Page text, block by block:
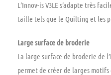
L’Innov-is V3LE s’adapte très
taille tels que le Quilting et les
Large surface de broderie
La large surface de broderie de
permet de créer de larges